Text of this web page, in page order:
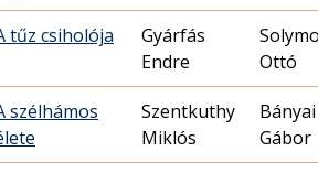
tűz csiholója
Gyárfás
Endre
Ottó
szélhámos
Szentkuthy
Miklós
Bányai
Gábor